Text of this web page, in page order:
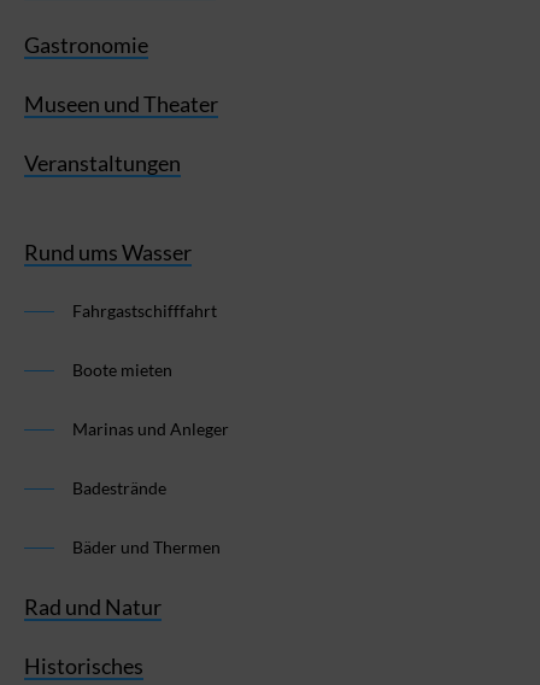
Gastronomie
Museen und Theater
Veranstaltungen
Rund ums Wasser
Fahrgastschifffahrt
Boote mieten
Marinas und Anleger
Badestrände
Bäder und Thermen
Rad und Natur
Historisches